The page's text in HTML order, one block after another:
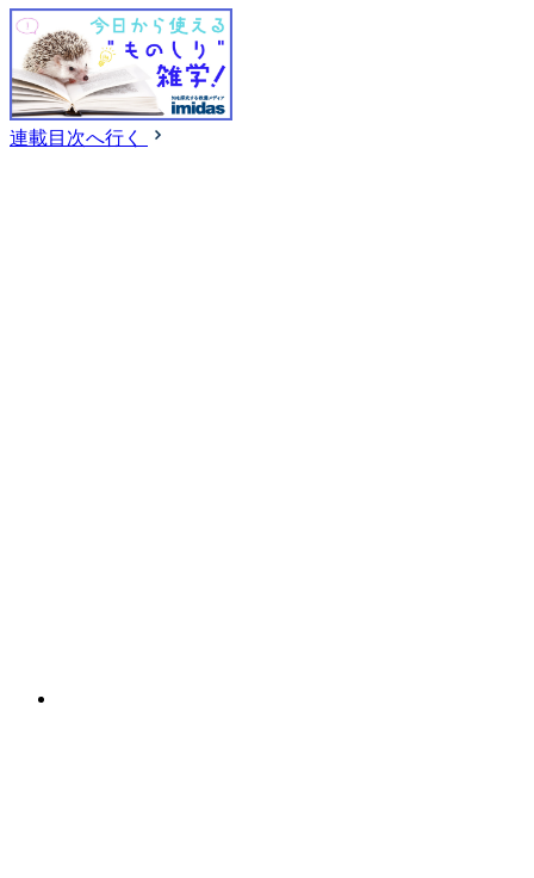
連載目次へ行く